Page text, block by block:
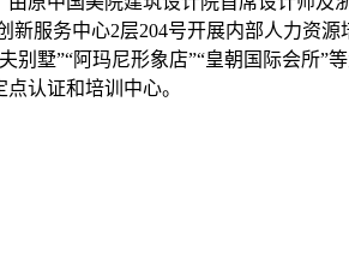
服务中心2层204号开展内部人力资
别墅”“阿玛尼形象店”“皇朝国际会
认证和培训中心。